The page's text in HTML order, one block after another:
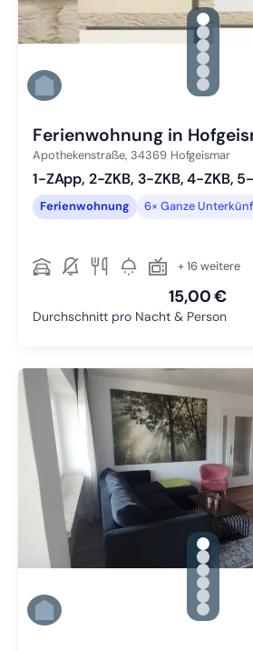
Zu
Zu Slide
Zu Slide
Zu
Zu Slide
Zu Slide
Ferienwohnung in
Apothekenstraße, 34369 Hofgeismar
1-ZApp, 2-ZKB, 3-ZKB, 4-ZKB,
Ferienwohnung 6× Ganze
+ 16 weitere
15,00 €
Durchschnitt pro Nacht & Person
Zu
Zu
Zu Slide
Zu
Zu Slide
Zu Slide